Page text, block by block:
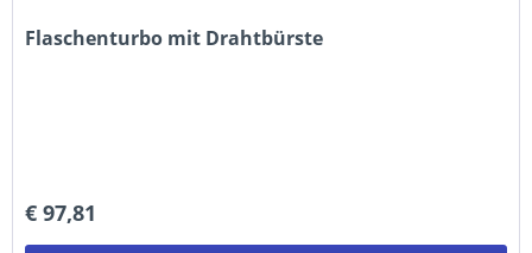
Flaschenturbo mit Drahtbürste
€ 97,81